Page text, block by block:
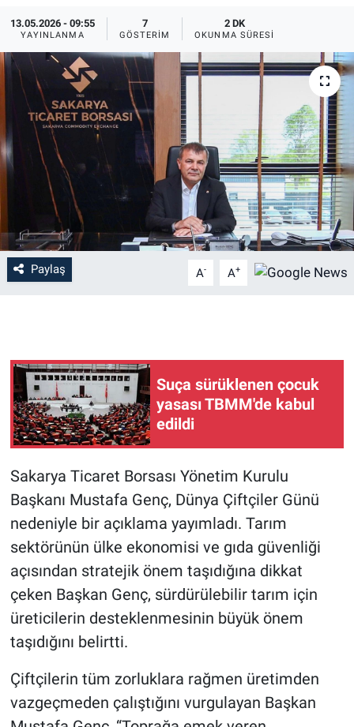
13.05.2026 - 09:55
YAYINLANMA
7
GÖSTERIM
2 DK
OKUNMA SÜRESI
Paylaş A- A+
Suça sürüklenen çocuk
yasası TBMM'de kabul
edildi
Sakarya Ticaret Borsası Yönetim Kurulu
Başkanı Mustafa Genç, Dünya Çiftçiler Günü
nedeniyle bir açıklama yayımladı. Tarım
sektörünün ülke ekonomisi ve gıda güvenliği
açısından stratejik önem taşıdığına dikkat
çeken Başkan Genç, sürdürülebilir tarım için
üreticilerin desteklenmesinin büyük önem
taşıdığını belirtti.
Çiftçilerin tüm zorluklara rağmen üretimden
vazgeçmeden çalıştığını vurgulayan Başkan